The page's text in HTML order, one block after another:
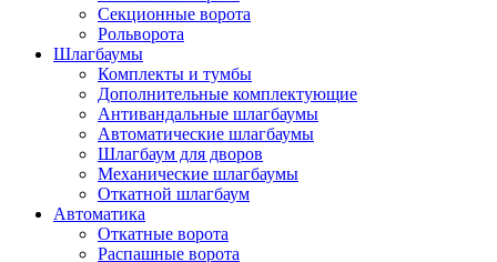
Секционные ворота
Рольворота
Шлагбаумы
Комплекты и тумбы
Дополнительные комплектующие
Антивандальные шлагбаумы
Автоматические шлагбаумы
Шлагбаум для дворов
Механические шлагбаумы
Откатной шлагбаум
Автоматика
Откатные ворота
Распашные ворота